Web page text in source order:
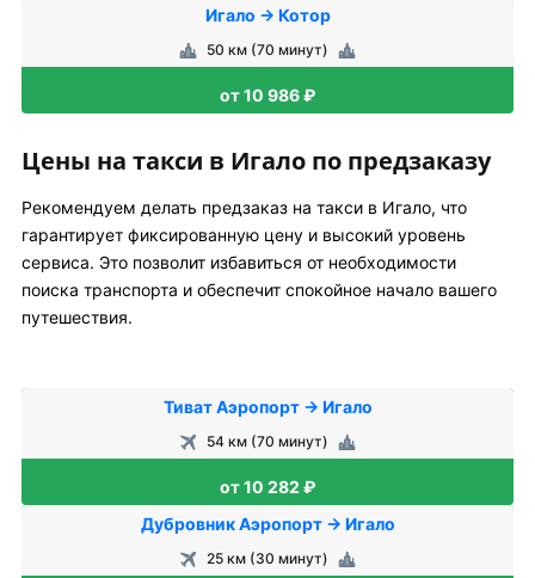
Игало → Котор
50 км (70 минут)
от 10 986 ₽
Цены на такси в Игало по предзаказу
Рекомендуем делать предзаказ на такси в Игало, что
гарантирует фиксированную цену и высокий уровень
сервиса. Это позволит избавиться от необходимости
поиска транспорта и обеспечит спокойное начало вашего
путешествия.
Тиват Аэропорт → Игало
54 км (70 минут)
от 10 282 ₽
Дубровник Аэропорт → Игало
25 км (30 минут)